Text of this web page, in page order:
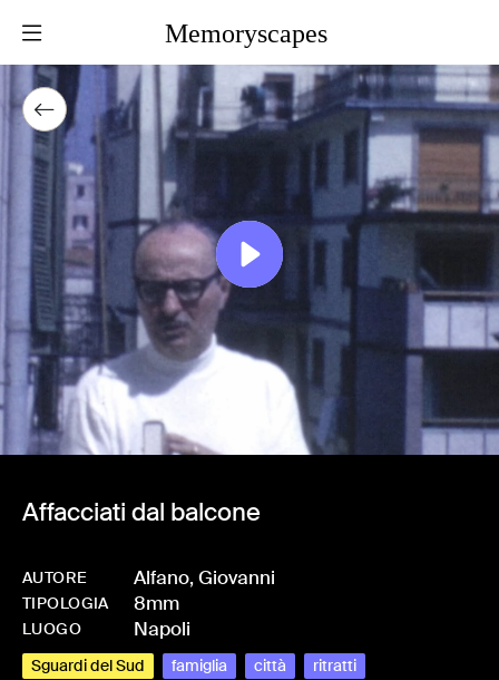
Memoryscapes
Affacciati dal balcone
AUTORE Alfano, Giovanni
TIPOLOGIA 8mm
LUOGO Napoli
Sguardi del Sud famiglia città ritratti